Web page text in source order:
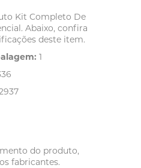
Kit Completo De
Abaixo, confira
deste item.
1
do produto,
fabricantes.